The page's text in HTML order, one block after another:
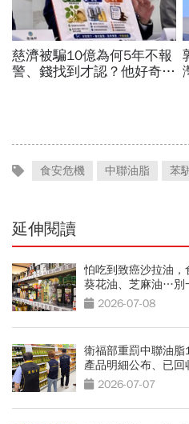
慈濟被騙10億為何5年不報
警、錢找到才認？他好奇：
食安危機 中聯油脂 苯
延伸閱讀
怕吃到致癌沙拉油，
葵花油、芝麻油…別
2026-07-08
衛福部重罰中聯油
產品明細公布、已
2026-07-07